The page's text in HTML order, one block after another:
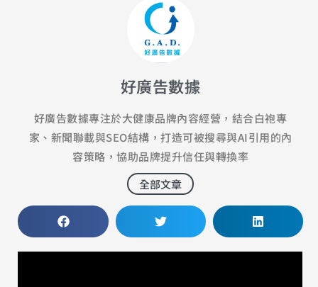
好廣告數據
好廣告數據專注於大健康品牌內容經營，結合白袍專
家、新聞聯載與SEO結構，打造可被搜尋與AI引用的內
容策略，協助品牌提升信任與轉換率
全部文章